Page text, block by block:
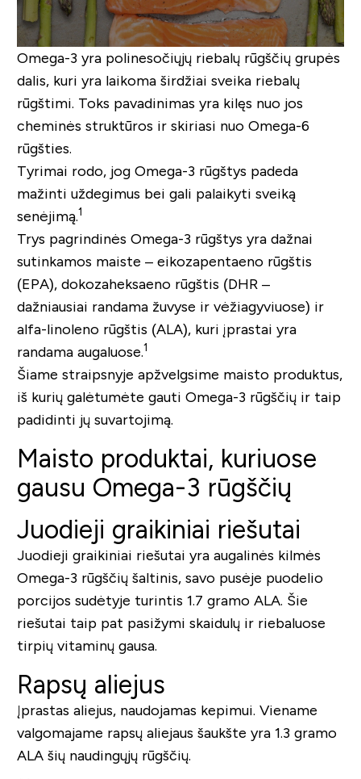
Omega-3 yra polinesočiųjų riebalų rūgščių grupės
dalis, kuri yra laikoma širdžiai sveika riebalų
rūgštimi. Toks pavadinimas yra kilęs nuo jos
cheminės struktūros ir skiriasi nuo Omega-6
rūgšties.
Tyrimai rodo, jog Omega-3 rūgštys padeda
mažinti uždegimus bei gali palaikyti sveiką
senėjimą.1
Trys pagrindinės Omega-3 rūgštys yra dažnai
sutinkamos maiste – eikozapentaeno rūgštis
(EPA), dokozaheksaeno rūgštis (DHR –
dažniausiai randama žuvyse ir vėžiagyviuose) ir
alfa-linoleno rūgštis (ALA), kuri įprastai yra
randama augaluose.1
Šiame straipsnyje apžvelgsime maisto produktus,
iš kurių galėtumėte gauti Omega-3 rūgščių ir taip
padidinti jų suvartojimą.
Maisto produktai, kuriuose
gausu Omega-3 rūgščių
Juodieji graikiniai riešutai
Juodieji graikiniai riešutai yra augalinės kilmės
Omega-3 rūgščių šaltinis, savo pusėje puodelio
porcijos sudėtyje turintis 1.7 gramo ALA. Šie
riešutai taip pat pasižymi skaidulų ir riebaluose
tirpių vitaminų gausa.
Rapsų aliejus
Įprastas aliejus, naudojamas kepimui. Viename
valgomajame rapsų aliejaus šaukšte yra 1.3 gramo
ALA šių naudingųjų rūgščių.